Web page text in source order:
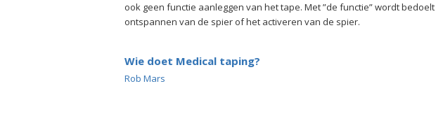
ook geen functie aanleggen van het tape. Met ”de functie” wordt
ontspannen van de spier of het activeren van de spier.
Wie doet Medical taping?
Rob Mars